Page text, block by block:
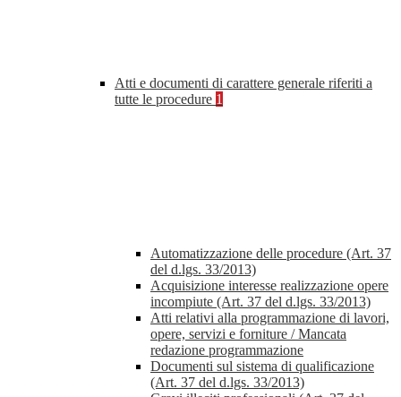
Atti e documenti di carattere generale riferiti a
tutte le procedure 1
Automatizzazione delle procedure (Art. 37
del d.lgs. 33/2013)
Acquisizione interesse realizzazione opere
incompiute (Art. 37 del d.lgs. 33/2013)
Atti relativi alla programmazione di lavori,
opere, servizi e forniture / Mancata
redazione programmazione
Documenti sul sistema di qualificazione
(Art. 37 del d.lgs. 33/2013)